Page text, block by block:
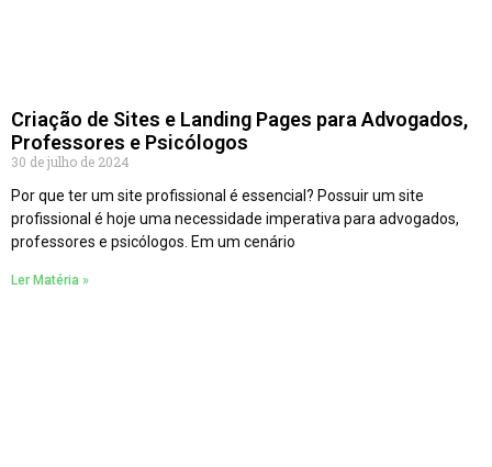
Criação de Sites e Landing Pages para Advogados,
Professores e Psicólogos
30 de julho de 2024
Por que ter um site profissional é essencial? Possuir um site
profissional é hoje uma necessidade imperativa para advogados,
professores e psicólogos. Em um cenário
Ler Matéria »